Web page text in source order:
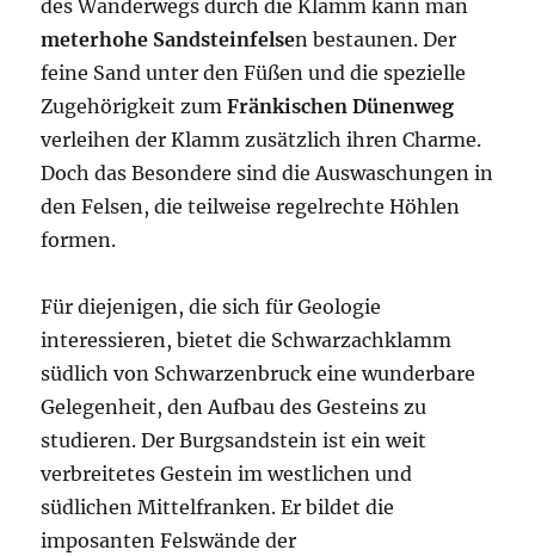
des Wanderwegs durch die Klamm kann man
meterhohe Sandsteinfelsen bestaunen. Der
feine Sand unter den Füßen und die spezielle
Zugehörigkeit zumFränkischen Dünenweg
verleihen der Klamm zusätzlich ihren Charme.
Doch das Besondere sind die Auswaschungen in
den Felsen, die teilweise regelrechte Höhlen
formen.
Für diejenigen, die sich für Geologie
interessieren, bietet die Schwarzachklamm
südlich von Schwarzenbruck eine wunderbare
Gelegenheit, den Aufbau des Gesteins zu
studieren. Der Burgsandstein ist ein weit
verbreitetes Gestein im westlichen und
südlichen Mittelfranken. Er bildet die
imposanten Felswände der